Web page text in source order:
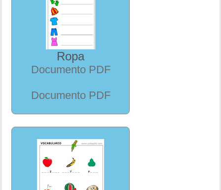
Ropa
Documento PDF
Documento PDF